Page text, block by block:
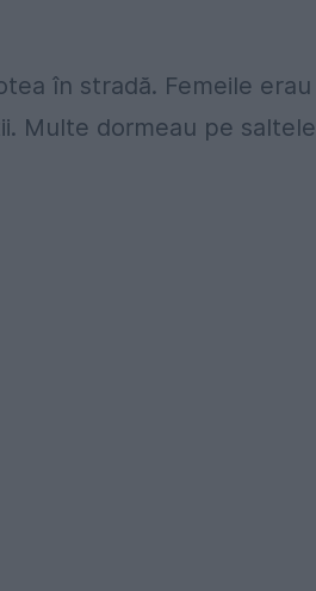
în stradă. Femeile erau
Multe dormeau pe saltele